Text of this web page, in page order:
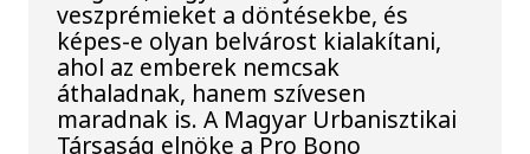
veszprémieket a döntésekbe, és
képes-e olyan belvárost kialakítani,
ahol az emberek nemcsak
áthaladnak, hanem szívesen
maradnak is. A Magyar Urbanisztikai
Társaság elnöke a Pro Bono